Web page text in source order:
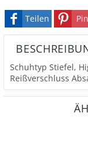
Teilen
Schuhtyp Stiefel,
Reißverschluss